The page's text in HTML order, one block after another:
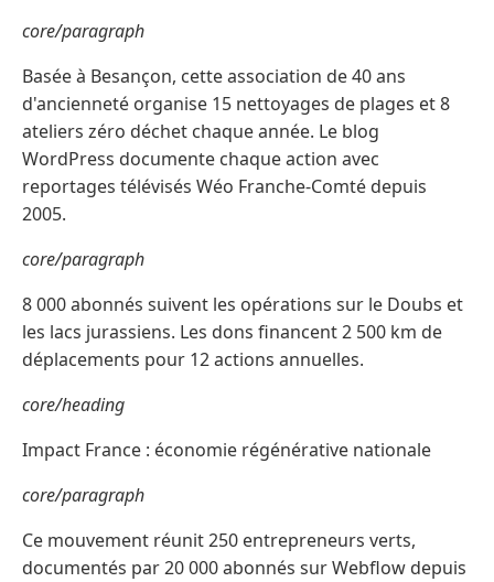
core/paragraph
Basée à Besançon, cette association de 40 ans
d'ancienneté organise 15 nettoyages de plages et 8
ateliers zéro déchet chaque année. Le blog
WordPress documente chaque action avec
reportages télévisés Wéo Franche-Comté depuis
2005.
core/paragraph
8 000 abonnés suivent les opérations sur le Doubs et
les lacs jurassiens. Les dons financent 2 500 km de
déplacements pour 12 actions annuelles.
core/heading
Impact France : économie régénérative nationale
core/paragraph
Ce mouvement réunit 250 entrepreneurs verts,
documentés par 20 000 abonnés sur Webflow depuis